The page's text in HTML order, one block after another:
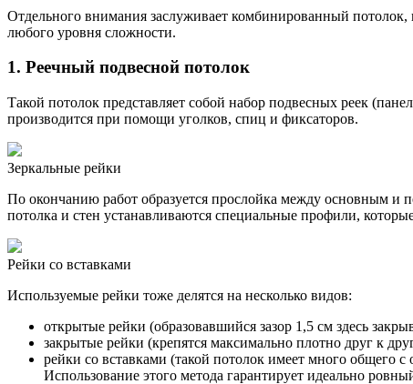
Отдельного внимания заслуживает комбинированный потолок,
любого уровня сложности.
1. Реечный подвесной потолок
Такой потолок представляет собой набор подвесных реек
производится при помощи уголков, спиц и фиксаторов.
Зеркальные рейки
По окончанию работ образуется прослойка между основным и
потолка и стен устанавливаются специальные профили,
Рейки со вставками
Используемые рейки тоже делятся на несколько видов:
открытые рейки (образовавшийся зазор 1,5 см здесь
закрытые рейки (крепятся максимально плотно друг к
рейки со вставками (такой потолок имеет много общего
Использование этого метода гарантирует идеально